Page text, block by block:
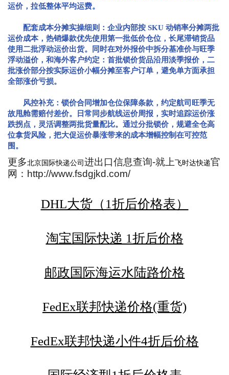
运价，拉低整体平均运费。
配套成本分摊实操细则：企业内部按 SKU 动销率分摊两批
运价成本，热销爆款优先使用第一批低价仓位，长尾滞销货品
使用二批浮动运价出货。同时在对外报价中拆分基准价与旺季
浮动溢价，和海外客户约定：首批锁价货品沿用淡季报价，二
批涨价部分按实际运价小幅分摊至客户订单，避免单方面承担
全部涨价亏损。
风控补充：锁价合同增加仓位保障条款，约定航司旺季无
故甩舱需赔付差价。日常同步航线运价周报，实时追踪运价涨
跌拐点，灵活调整两批货量配比。通过分批锁价，规避全仓高
位拿货风险，把大促运价暴涨带来的成本增幅控制在可控范
围。
更多北京国际快递公司进出口信息查询-就上飞时达快递官
网：http://www.fsdgjkd.com/
DHL大货（1折后价格表）
淘宝国际快递 1折后价格
邮政国际海运水陆路价格
FedEx联邦快递价格(重货)
FedEx联邦快递小件4折后价格